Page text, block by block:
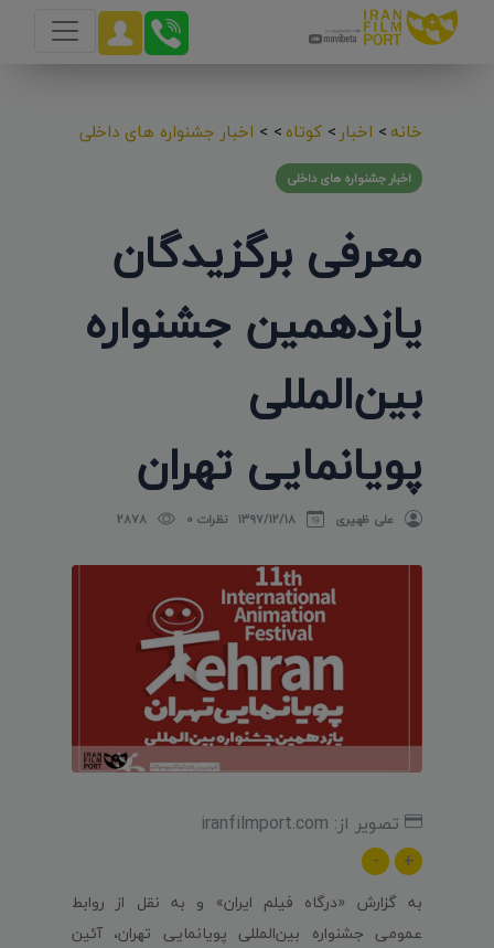
خانه> اخبار> کوتاه>
> اخبار جشنواره های داخلی
اخبار جشنواره های داخلی
معرفی برگزیدگان
یازدهمین جشنواره
بین‌المللی
پویانمایی تهران
علی ظهیری ۱۳۹۷/۱۲/۱۸ نظرات 0 2878
تصویر از: iranfilmport.com
+
-
به گزارش «درگاه فیلم ایران» و به نقل از روابط
عمومی جشنواره بین‌المللی پویانمایی تهران، آئین